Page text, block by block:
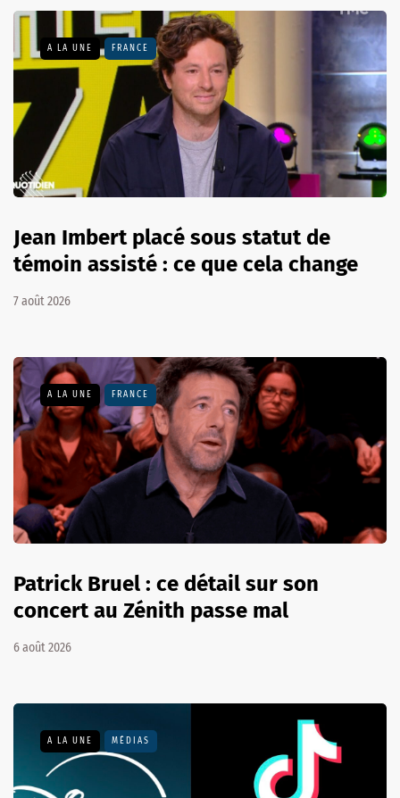
A LA UNE FRANCE
Jean Imbert placé sous statut de
témoin assisté : ce que cela change
7 août 2026
A LA UNE FRANCE
Patrick Bruel : ce détail sur son
concert au Zénith passe mal
6 août 2026
A LA UNE MÉDIAS